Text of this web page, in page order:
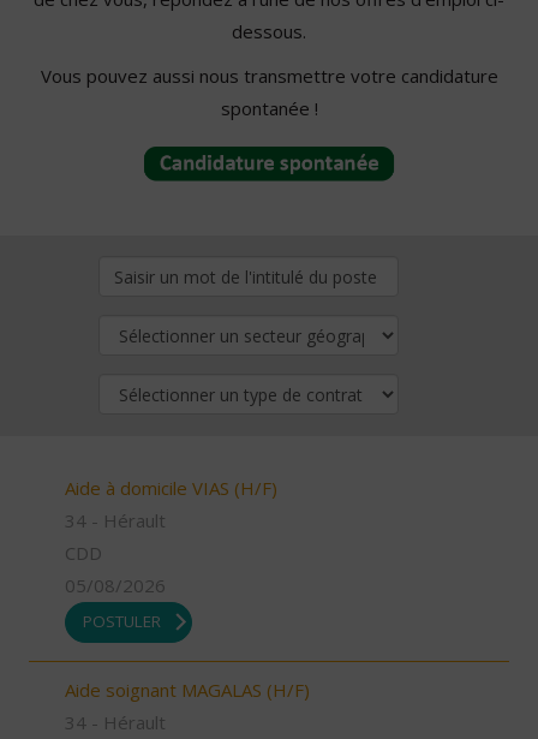
dessous.
Vous pouvez aussi nous transmettre votre candidature
spontanée !
Aide à domicile VIAS (H/F)
34 - Hérault
CDD
05/08/2026
POSTULER
Aide soignant MAGALAS (H/F)
34 - Hérault